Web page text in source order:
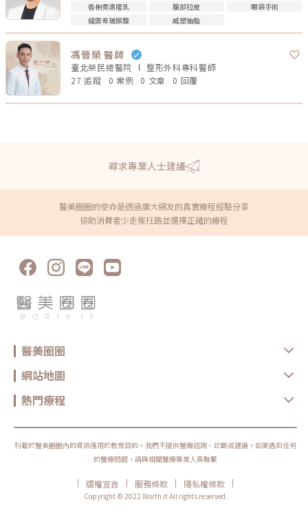
香榭柔滴隆乳 腹部拉皮
眼袋手術
緹奧希玻尿酸
威塑抽脂
馮晉榮 醫師
臺北榮民總醫院 整形外科專科醫師
27 追蹤
0 案例 0 文章 0 回覆
尋求專業人士建議
醫美圈圈的使命是透過廣大網友的真實療程經驗分享
協助消費者少走冤枉路並選擇正確的療程
醫美圈圈
網站地圖
熱門療程
刊載於醫美圈圈內的資訊僅用於教育目的。我們不提供醫療諮詢、診斷或建議。如果遇到任何
的醫療問題，請與相關醫療專業人員聯繫
| 版權宣告 | 服務條款 | 隱私權條款
|
Copyright © 2022 Worth it All rights reserved.